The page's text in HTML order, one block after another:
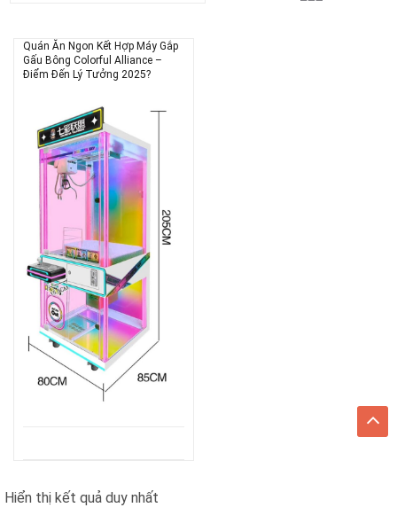
Quán Ăn Ngon Kết Hợp Máy Gắp
Gấu Bông Colorful Alliance –
Điểm Đến Lý Tưởng 2025?
Hiển thị kết quả duy nhất